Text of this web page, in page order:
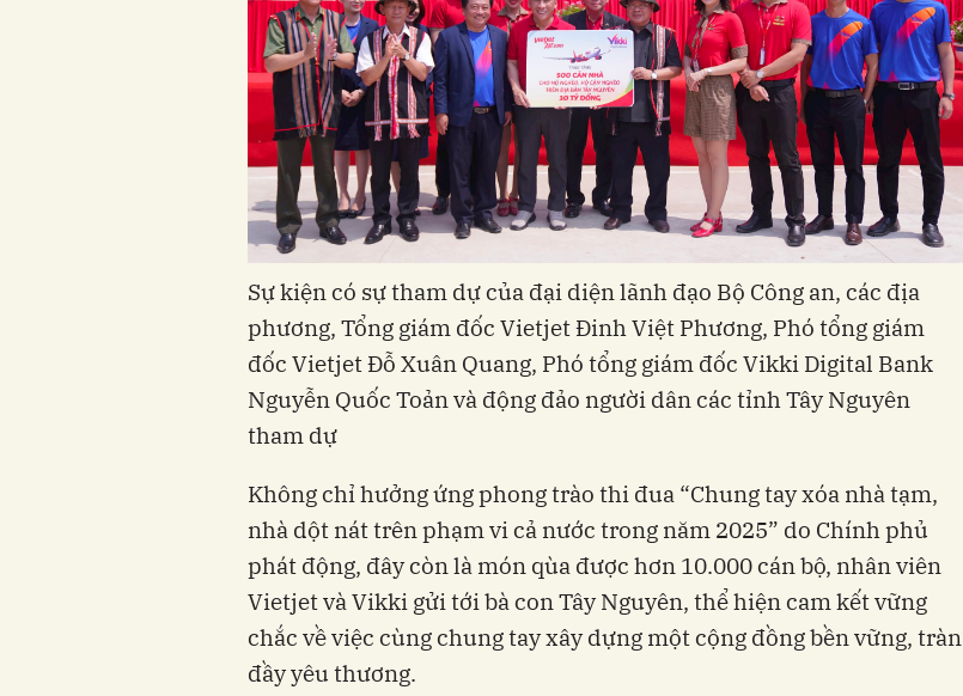
Sự kiện có sự tham dự của đại diện lãnh đạo Bộ Công an, các địa
phương, Tổng giám đốc Vietjet Đinh Việt Phương, Phó tổng giám
đốc Vietjet Đỗ Xuân Quang, Phó tổng giám đốc Vikki Digital Bank
Nguyễn Quốc Toản và động đảo người dân các tỉnh Tây Nguyên
tham dự
Không chỉ hưởng ứng phong trào thi đua “Chung tay xóa nhà tạm,
nhà dột nát trên phạm vi cả nước trong năm 2025” do Chính phủ
phát động, đây còn là món qùa được hơn 10.000 cán bộ, nhân viên
Vietjet và Vikki gửi tới bà con Tây Nguyên, thể hiện cam kết vững
chắc về việc cùng chung tay xây dựng một cộng đồng bền vững, tràn
đầy yêu thương.